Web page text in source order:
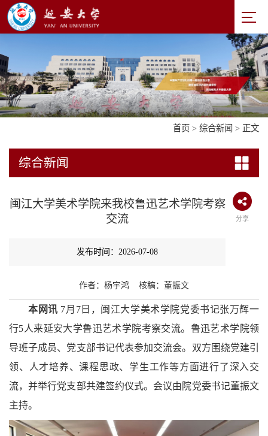
首页 > 综合新闻 > 正文
综合新闻
闽江大学美术学院来我校鲁迅艺术学院考察
交流
分享
发布时间：2026-07-08
作者：杨宇鸿 核稿：董振文
本网讯 7月7日，闽江大学美术学院党委书记张万辉一
行5人来延安大学鲁迅艺术学院考察交流。鲁迅艺术学院领
导班子成员、党支部书记代表参加交流会。双方围绕党建引
领、人才培养、课程思政、学生工作等方面进行了深入交
流，并举行党支部共建签约仪式。会议由院党委书记董振文
主持。